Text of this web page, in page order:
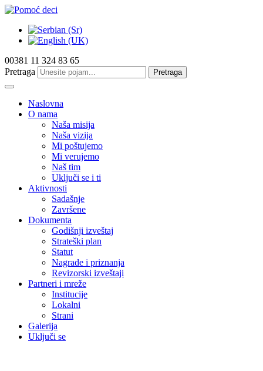
00381 11 324 83 65
Pretraga
Pretraga
Naslovna
O nama
Naša misija
Naša vizija
Mi poštujemo
Mi verujemo
Naš tim
Uključi se i ti
Aktivnosti
Sadašnje
Završene
Dokumenta
Godišnji izveštaj
Strateški plan
Statut
Nagrade i priznanja
Revizorski izveštaji
Partneri i mreže
Institucije
Lokalni
Strani
Galerija
Uključi se